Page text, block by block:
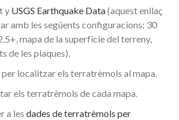
y USGS Earthquake Data(aquest enllaç
amb les següents configuracions: 30
mapa de la superfície del terreny,
de les plaques).
per localitzar els terratrèmols al mapa.
els terratrèmols de cada mapa.
a les dades de terratrèmols per